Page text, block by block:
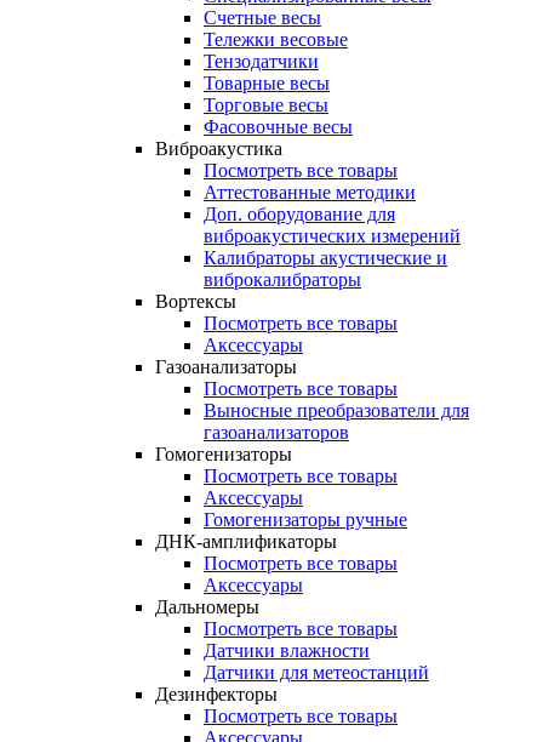
Счетные весы
Тележки весовые
Тензодатчики
Товарные весы
Торговые весы
Фасовочные весы
Виброакустика
Посмотреть все товары
Аттестованные методики
Доп. оборудование для
виброакустических измерений
Калибраторы акустические и
виброкалибраторы
Вортексы
Посмотреть все товары
Аксессуары
Газоанализаторы
Посмотреть все товары
Выносные преобразователи для
газоанализаторов
Гомогенизаторы
Посмотреть все товары
Аксессуары
Гомогенизаторы ручные
ДНК-амплификаторы
Посмотреть все товары
Аксессуары
Дальномеры
Посмотреть все товары
Датчики влажности
Датчики для метеостанций
Дезинфекторы
Посмотреть все товары
Аксессуары